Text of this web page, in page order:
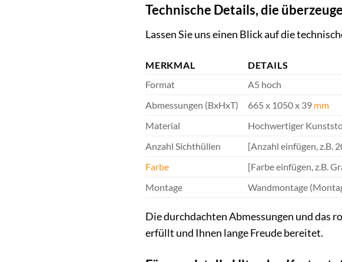
Technische Details, die
Lassen Sie uns einen Blick auf die
MERKMAL
DETAILS
Format
A5 hoch
Abmessungen (BxHxT)
665 x 1050 x 39 mm
Material
Hochwertiger
Anzahl Sichthüllen
[Anzahl einfügen, z.B.
Farbe
[Farbe einfügen, z.B.
Montage
Wandmontage
Die durchdachten Abmessungen und das
erfüllt und Ihnen lange Freude bereitet.